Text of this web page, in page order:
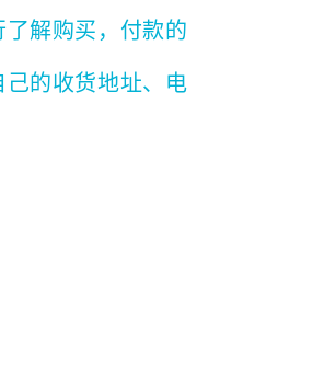
解购买，付款的
己的收货地址、电